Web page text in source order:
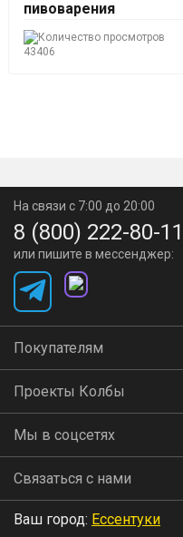
пивоварения
43406
На связи с 7:00 до 20:00
8 (800) 222-80-11
или пишите в мессенджер:
Покупателям
Проекты Колбы
Мы в соцсетях
Связаться с нами
Ваш город: Ессентуки